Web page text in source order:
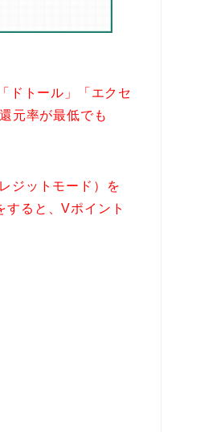
「ドトール」「エクセ
元率が最低でも
ジットモード）を
ると、Vポイント